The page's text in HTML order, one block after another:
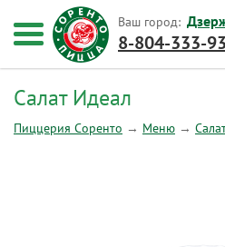
Салат Идеал
Пиццерия Соренто → Меню →
Ваш город:
8-804-333-